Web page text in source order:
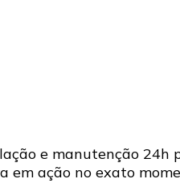
e manutenção 24h
ação no exato